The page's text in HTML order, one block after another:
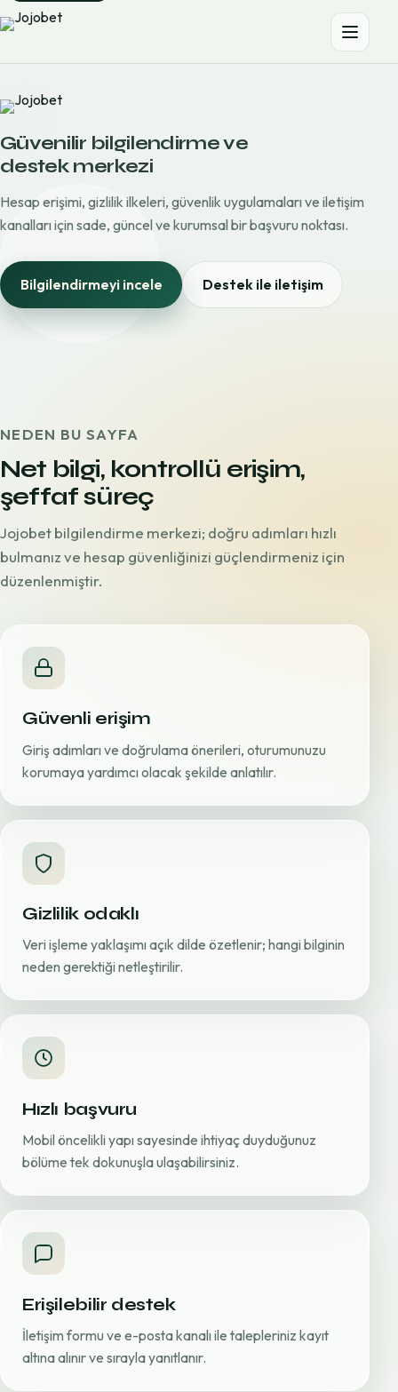
Güvenilir bilgilendirme ve
destek merkezi
Hesap erişimi, gizlilik ilkeleri, güvenlik uygulamaları ve iletişim
kanalları için sade, güncel ve kurumsal bir başvuru noktası.
Bilgilendirmeyi incele Destek ile iletişim
NEDEN BU SAYFA
Net bilgi, kontrollü erişim,
şeffaf süreç
Jojobet bilgilendirme merkezi; doğru adımları hızlı
bulmanız ve hesap güvenliğinizi güçlendirmeniz için
düzenlenmiştir.
Güvenli erişim
Giriş adımları ve doğrulama önerileri, oturumunuzu
korumaya yardımcı olacak şekilde anlatılır.
Gizlilik odaklı
Veri işleme yaklaşımı açık dilde özetlenir; hangi bilginin
neden gerektiği netleştirilir.
Hızlı başvuru
Mobil öncelikli yapı sayesinde ihtiyaç duyduğunuz
bölüme tek dokunuşla ulaşabilirsiniz.
Erişilebilir destek
İletişim formu ve e-posta kanalı ile talepleriniz kayıt
altına alınır ve sırayla yanıtlanır.